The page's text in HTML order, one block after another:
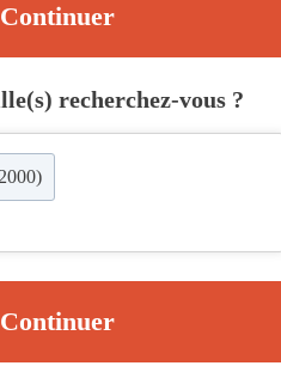
Continuer
recherchez-vous ?
Continuer